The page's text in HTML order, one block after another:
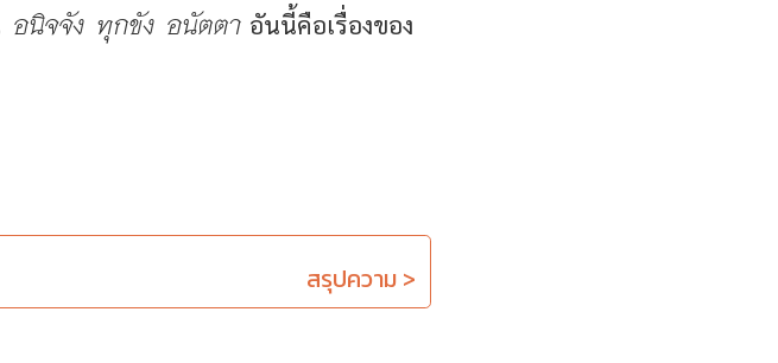
อนิจจัง ทุกขัง อนัตตาอันนี้คือเรื่องของ
สรุปความ >